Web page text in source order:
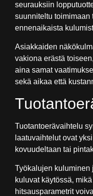
seurauksiin
suunniteltu toimimaan
ennenaikaista
Asiakkaiden
vakiona erästä
aina samat
sekä aikaa että
Tuotantoerävaihtelu
laatuvaihtelut ovat
kovuudeltaan tai
Työkalujen kuluminen
kuluvat käytössä,
hitsausparametrit